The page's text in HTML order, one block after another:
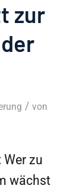
zur
/ von
zu
wächst